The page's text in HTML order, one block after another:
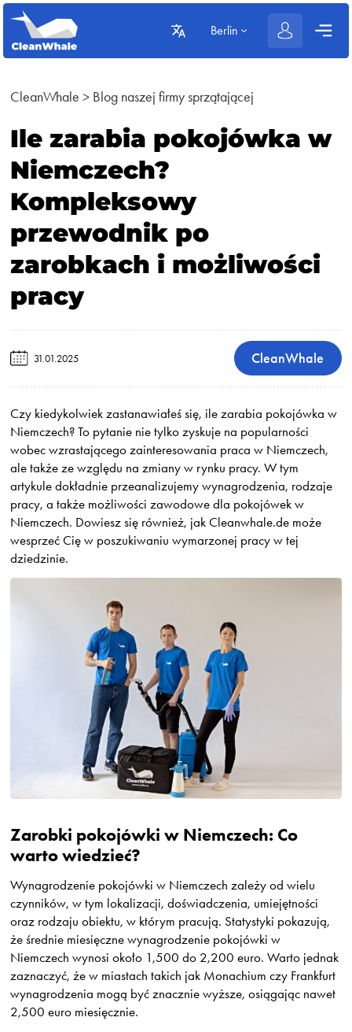
Berlin
CleanWhale > Blog naszej firmy sprzątającej
Ile zarabia pokojówka w
Niemczech?
Kompleksowy
przewodnik po
zarobkach i możliwości
pracy
31.01.2025 CleanWhale
Czy kiedykolwiek zastanawiałeś się, ile zarabia pokojówka w
Niemczech? To pytanie nie tylko zyskuje na popularności
wobec wzrastającego zainteresowania praca w Niemczech,
ale także ze względu na zmiany w rynku pracy. W tym
artykule dokładnie przeanalizujemy wynagrodzenia, rodzaje
pracy, a także możliwości zawodowe dla pokojówek w
Niemczech. Dowiesz się również, jak Cleanwhale.de może
wesprzeć Cię w poszukiwaniu wymarzonej pracy w tej
dziedzinie.
Zarobki pokojówki w Niemczech: Co
warto wiedzieć?
Wynagrodzenie pokojówki w Niemczech zależy od wielu
czynników, w tym lokalizacji, doświadczenia, umiejętności
oraz rodzaju obiektu, w którym pracują. Statystyki pokazują,
że średnie miesięczne wynagrodzenie pokojówki w
Niemczech wynosi około 1,500 do 2,200 euro. Warto jednak
zaznaczyć, że w miastach takich jak Monachium czy Frankfurt
wynagrodzenia mogą być znacznie wyższe, osiągając nawet
2,500 euro miesięcznie.